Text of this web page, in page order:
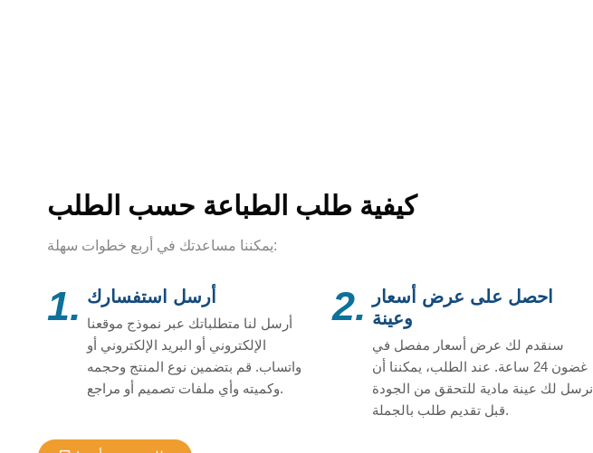
كيفية طلب الطباعة حسب الطلب
يمكننا مساعدتك في أربع خطوات سهلة:
1. أرسل استفسارك
أرسل لنا متطلباتك عبر نموذج موقعنا
الإلكتروني أو البريد الإلكتروني أو
واتساب. قم بتضمين نوع المنتج وحجمه
وكميته وأي ملفات تصميم أو مراجع.
2.
احصل على عرض أسعار
وعينة
سنقدم لك عرض أسعار مفصل في
غضون 24 ساعة. عند الطلب، يمكننا أن
نرسل لك عينة مادية للتحقق من الجودة
قبل تقديم طلب بالجملة.